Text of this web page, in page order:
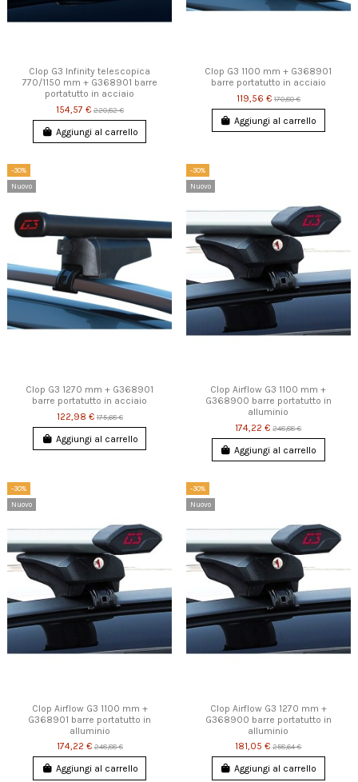
Clop G3 Infinity telescopica
770/1150 mm + G368901 barre
portatutto in acciaio
154,57 €220,82 €
Aggiungi al carrello
Clop G3 1100 mm + G368901
barre portatutto in acciaio
119,56 €170,80 €
Aggiungi al carrello
-30%
Nuovo
Clop G3 1270 mm + G368901
barre portatutto in acciaio
122,98 €175,68 €
Aggiungi al carrello
-30%
Nuovo
Clop Airflow G3 1100 mm +
G368900 barre portatutto in
alluminio
174,22 €248,88 €
Aggiungi al carrello
-30%
Nuovo
Clop Airflow G3 1100 mm +
G368901 barre portatutto in
alluminio
174,22 €248,88 €
Aggiungi al carrello
-30%
Nuovo
Clop Airflow G3 1270 mm +
G368900 barre portatutto in
alluminio
181,05 €258,64 €
Aggiungi al carrello